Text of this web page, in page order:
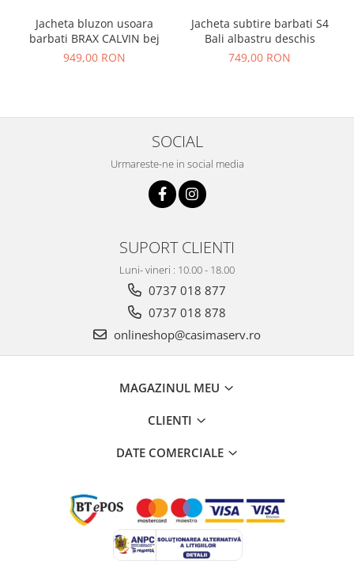
Jacheta bluzon usoara
barbati BRAX CALVIN bej
949,00 RON
Jacheta subtire barbati S4
Bali albastru deschis
749,00 RON
SOCIAL
Urmareste-ne in social media
SUPORT CLIENTI
Luni- vineri : 10.00 - 18.00
0737 018 877
0737 018 878
onlineshop@casimaserv.ro
MAGAZINUL MEU
CLIENTI
DATE COMERCIALE